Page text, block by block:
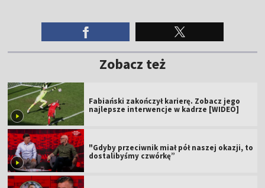
Zobacz też
Fabiański zakończył karierę. Zobacz jego
najlepsze interwencje w kadrze [WIDEO]
"Gdyby przeciwnik miał pół naszej okazji, to
dostalibyśmy czwórkę”